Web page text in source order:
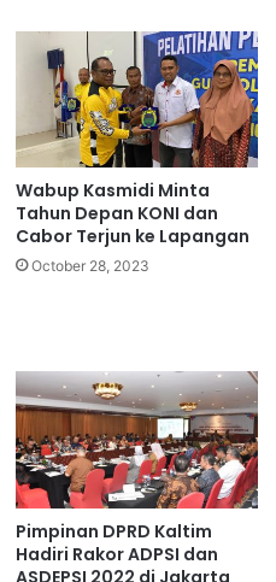
Wabup Kasmidi Minta
Tahun Depan KONI dan
Cabor Terjun ke Lapangan
October 28, 2023
Pimpinan DPRD Kaltim
Hadiri Rakor ADPSI dan
ASDEPSI 2022 di Jakarta